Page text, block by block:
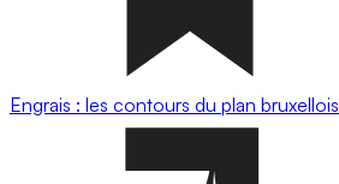
Engrais : les contours du plan bruxellois